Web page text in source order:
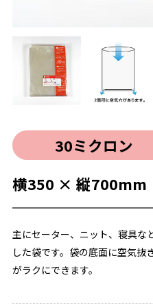
30ミクロン
横350 × 縦700mm
主にセーター、ニット、寝具な
した袋です。袋の底面に空気抜
がラクにできます。